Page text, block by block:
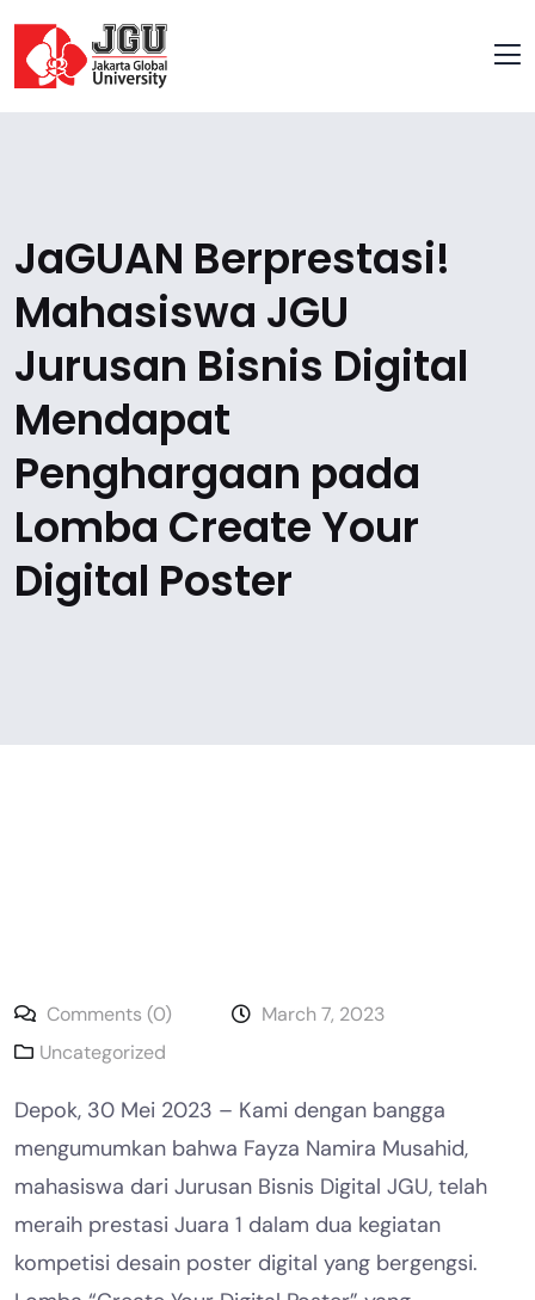
JaGUAN Berprestasi!
Mahasiswa JGU
Jurusan Bisnis Digital
Mendapat
Penghargaan pada
Lomba Create Your
Digital Poster
Comments (0)
March 7, 2023
Uncategorized
Depok, 30 Mei 2023 – Kami dengan bangga
mengumumkan bahwa Fayza Namira Musahid,
mahasiswa dari Jurusan Bisnis Digital JGU, telah
meraih prestasi Juara 1 dalam dua kegiatan
kompetisi desain poster digital yang bergengsi.